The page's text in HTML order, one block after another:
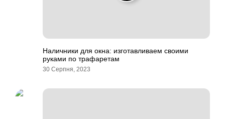
Наличники для окна: изготавливаем своими
руками по трафаретам
30 Серпня, 2023